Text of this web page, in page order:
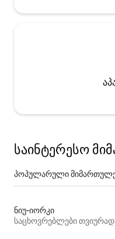
საინტერესო
პოპულარული
ნიუ-იორკი
საცხოვრებლები თვიურად